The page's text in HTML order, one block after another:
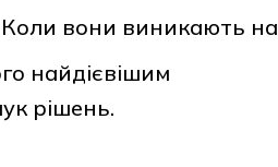
Коли вони виникають на
найдієвішим
рішень.